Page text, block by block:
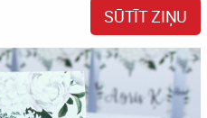
SŪTĪT ZIŅU